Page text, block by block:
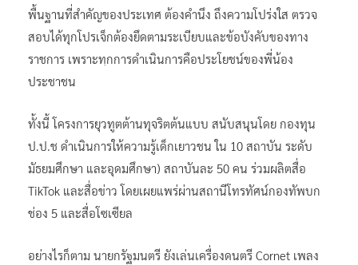
พื้นฐานที่สำคัญของประเทศ ต้องคำนึง ถึงความโปร่งใส ตรวจ
สอบได้ทุกโปรเจ็กต้องยึดตามระเบียบและข้อบังคับของทาง
ราชการ เพราะทฺกการดำเนินการคือประโยชน์ของพี่น้อง
ประชาชน
ทั้งนี้ โครงการยุวทูตต้านทุจริตต้นแบบ สนับสนุนโดย กองทุน
ป.ป.ช ดำเนินการให้ความรู้เด็กเยาวชน ใน 10 สถาบัน ระดับ
มัธยมศึกษา และอุดมศึกษา) สถาบันละ 50 คน ร่วมผลิตสื่อ
TikTok และสื่อข่าว โดยเผยแพร่ผ่านสถานีโทรทัศน์กองทัพบก
ช่อง 5 และสื่อโซเซียล
อย่างไรก็ตาม นายกรัฐมนตรี ยังเล่นเครื่องดนตรี Cornet เพลง